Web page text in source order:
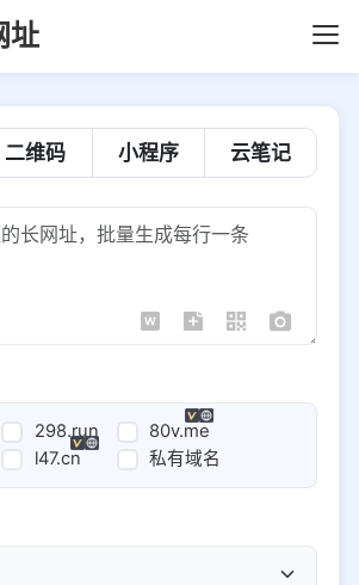
址
二维码 小程序 云笔记
298.run
80v.me
l47.cn 私有域名